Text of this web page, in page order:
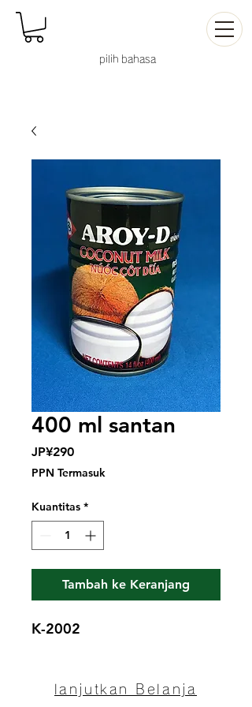
pilih bahasa
400 ml santan
JP¥290Harga
PPN Termasuk
Kuantitas *
Tambah ke Keranjang
K-2002
lanjutkan Belanja